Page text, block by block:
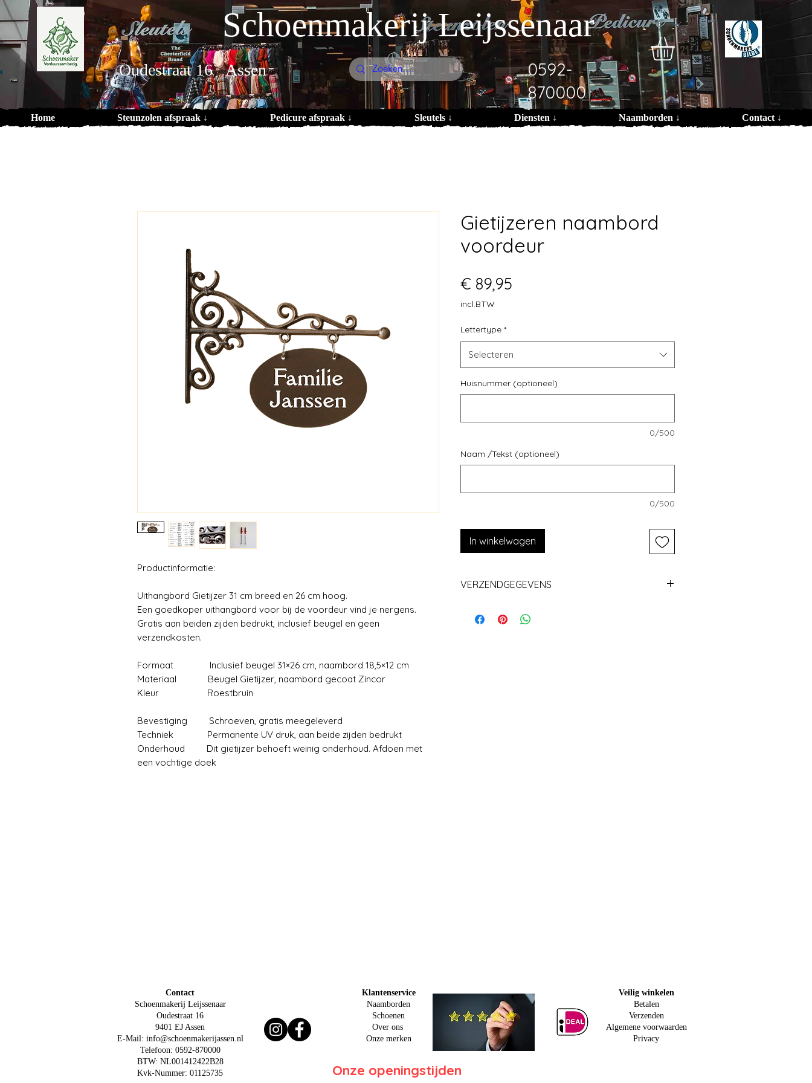
Schoenmakerij Leijssenaar
Oudestraat 16 Assen
0592-
870000
Home Steunzolen afspraak ↓ Pedicure afspraak ↓ Sleutels ↓ Diensten ↓ Naamborden ↓ Contact ↓
Productinformatie:
Uithangbord Gietijzer 31 cm breed en 26 cm hoog.
Een goedkoper uithangbord voor bij de voordeur vind je nergens.
Gratis aan beiden zijden bedrukt, inclusief beugel en geen
verzendkosten.
Formaat Inclusief beugel 31×26 cm, naambord 18,5×12 cm
Materiaal Beugel Gietijzer, naambord gecoat Zincor
Kleur Roestbruin
Bevestiging Schroeven, gratis meegeleverd
Techniek Permanente UV druk, aan beide zijden bedrukt
Onderhoud Dit gietijzer behoeft weinig onderhoud. Afdoen met
een vochtige doek
Gietijzeren naambord
voordeur
€ 89,95
incl.BTW
Lettertype *
Selecteren
Huisnummer (optioneel)
0/500
Naam /Tekst (optioneel)
0/500
In winkelwagen
VERZENDGEGEVENS
Contact
Schoenmakerij Leijssenaar
Oudestraat 16
9401 EJ Assen
E-Mail: info@schoenmakerijassen.nl
Telefoon: 0592-870000
BTW: NL001412422B28
Kvk-Nummer: 01125735
Klantenservice
Naamborden
Schoenen
Over ons
Onze merken
Onze openingstijden
Veilig winkelen
Betalen
Verzenden
Algemene voorwaarden
Privacy